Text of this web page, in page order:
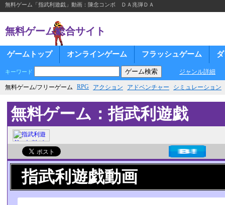
無料ゲーム「指武利遊戯」動画：陳念コンボ ＤＡ兆弾ＤＡ
無料ゲーム総合サイト
ゲームトップ オンラインゲーム フラッシュゲーム
キーワード ジャンル詳細
無料ゲーム/フリーゲーム RPG アクション アドベンチャー シミュレーション
無料ゲーム：指武利遊戯
指武利遊戯動画